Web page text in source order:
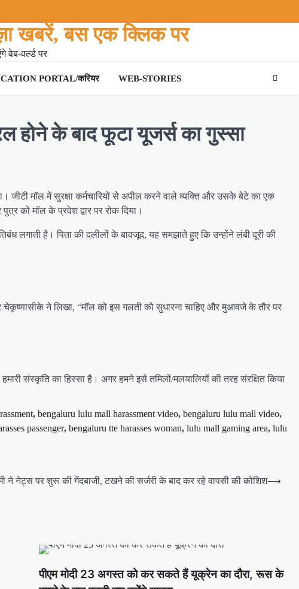
खबरें, बस एक क्लिक पर
वर्ल्ड पर
PORTAL/करियर WEB-STORIES
होने के बाद फूटा यूजर्स का गुस्सा
जीटी मॉल में सुरक्षा कर्मचारियों से अपील करने वाले व्यक्ति और उसके बेटे का एक
को मॉल के प्रवेश द्वार पर रोक दिया।
लगाती है। पिता की दलीलों के बावजूद, यह समझाते हुए कि उन्होंने लंबी दूरी की
ने लिखा, “मॉल को इस गलती को सुधारना चाहिए और मुआवजे के तौर पर
संस्कृति का हिस्सा है। अगर हमने इसे तमिलों/मलयालियों की तरह संरक्षित किया
, bengaluru lulu mall harassment video, bengaluru lulu mall video,
passenger, bengaluru tte harasses woman, lulu mall gaming area, lulu
ने नेट्स पर शुरू की गेंदबाजी, टखने की सर्जरी के बाद कर रहे वापसी की कोशिश⟶
पीएम मोदी 23 अगस्त को कर सकते हैं यूक्रेन का दौरा, रूस के